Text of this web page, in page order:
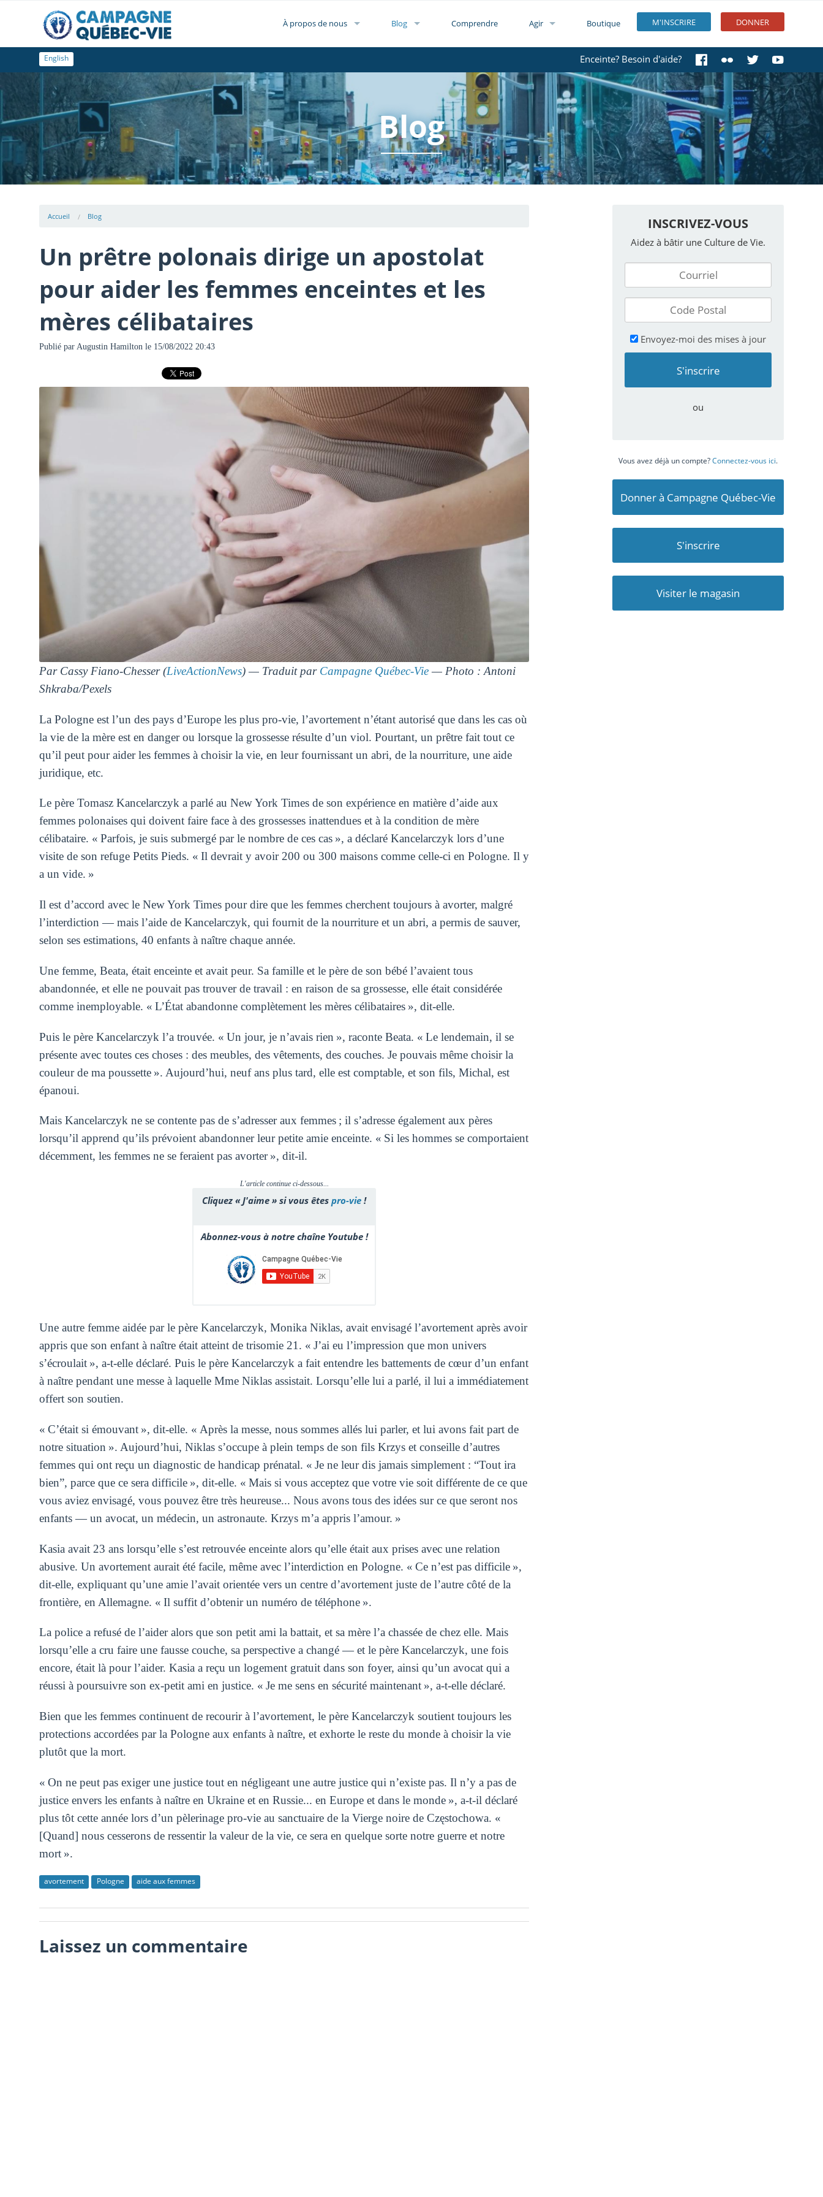
M'INSCRIRE DONNER
À propos de nous Blog Comprendre Agir Boutique
Enceinte? Besoin d'aide?
English
Blog
Accueil Blog
Un prêtre polonais dirige un apostolat
pour aider les femmes enceintes et les
mères célibataires
Publié par Augustin Hamiltonle 15/08/2022 20:43
Par Cassy Fiano-Chesser (LiveActionNews) — Traduit par Campagne Québec-Vie— Photo : Antoni
Shkraba/Pexels
La Pologne est l’un des pays d’Europe les plus pro-vie, l’avortement n’étant autorisé que dans les cas où
la vie de la mère est en danger ou lorsque la grossesse résulte d’un viol. Pourtant, un prêtre fait tout ce
qu’il peut pour aider les femmes à choisir la vie, en leur fournissant un abri, de la nourriture, une aide
juridique, etc.
Le père Tomasz Kancelarczyk a parlé au New York Times de son expérience en matière d’aide aux
femmes polonaises qui doivent faire face à des grossesses inattendues et à la condition de mère
célibataire. « Parfois, je suis submergé par le nombre de ces cas », a déclaré Kancelarczyk lors d’une
visite de son refuge Petits Pieds. « Il devrait y avoir 200 ou 300 maisons comme celle-ci en Pologne. Il y
a un vide. »
Il est d’accord avec le New York Times pour dire que les femmes cherchent toujours à avorter, malgré
l’interdiction — mais l’aide de Kancelarczyk, qui fournit de la nourriture et un abri, a permis de sauver,
selon ses estimations, 40 enfants à naître chaque année.
Une femme, Beata, était enceinte et avait peur. Sa famille et le père de son bébé l’avaient tous
abandonnée, et elle ne pouvait pas trouver de travail : en raison de sa grossesse, elle était considérée
comme inemployable. « L’État abandonne complètement les mères célibataires », dit-elle.
Puis le père Kancelarczyk l’a trouvée. « Un jour, je n’avais rien », raconte Beata. « Le lendemain, il se
présente avec toutes ces choses : des meubles, des vêtements, des couches. Je pouvais même choisir la
couleur de ma poussette ». Aujourd’hui, neuf ans plus tard, elle est comptable, et son fils, Michal, est
épanoui.
Mais Kancelarczyk ne se contente pas de s’adresser aux femmes ; il s’adresse également aux pères
lorsqu’il apprend qu’ils prévoient abandonner leur petite amie enceinte. « Si les hommes se comportaient
décemment, les femmes ne se feraient pas avorter », dit-il.
L'article continue ci-dessous...
Cliquez « J'aime » si vous êtes pro-vie !
Abonnez-vous à notre chaîne Youtube !
Une autre femme aidée par le père Kancelarczyk, Monika Niklas, avait envisagé l’avortement après avoir
appris que son enfant à naître était atteint de trisomie 21. « J’ai eu l’impression que mon univers
s’écroulait », a-t-elle déclaré. Puis le père Kancelarczyk a fait entendre les battements de cœur d’un enfant
à naître pendant une messe à laquelle Mme Niklas assistait. Lorsqu’elle lui a parlé, il lui a immédiatement
offert son soutien.
« C’était si émouvant », dit-elle. « Après la messe, nous sommes allés lui parler, et lui avons fait part de
notre situation ». Aujourd’hui, Niklas s’occupe à plein temps de son fils Krzys et conseille d’autres
femmes qui ont reçu un diagnostic de handicap prénatal. « Je ne leur dis jamais simplement : “Tout ira
bien”, parce que ce sera difficile », dit-elle. « Mais si vous acceptez que votre vie soit différente de ce que
vous aviez envisagé, vous pouvez être très heureuse... Nous avons tous des idées sur ce que seront nos
enfants — un avocat, un médecin, un astronaute. Krzys m’a appris l’amour. »
Kasia avait 23 ans lorsqu’elle s’est retrouvée enceinte alors qu’elle était aux prises avec une relation
abusive. Un avortement aurait été facile, même avec l’interdiction en Pologne. « Ce n’est pas difficile »,
dit-elle, expliquant qu’une amie l’avait orientée vers un centre d’avortement juste de l’autre côté de la
frontière, en Allemagne. « Il suffit d’obtenir un numéro de téléphone ».
La police a refusé de l’aider alors que son petit ami la battait, et sa mère l’a chassée de chez elle. Mais
lorsqu’elle a cru faire une fausse couche, sa perspective a changé — et le père Kancelarczyk, une fois
encore, était là pour l’aider. Kasia a reçu un logement gratuit dans son foyer, ainsi qu’un avocat qui a
réussi à poursuivre son ex-petit ami en justice. « Je me sens en sécurité maintenant », a-t-elle déclaré.
Bien que les femmes continuent de recourir à l’avortement, le père Kancelarczyk soutient toujours les
protections accordées par la Pologne aux enfants à naître, et exhorte le reste du monde à choisir la vie
plutôt que la mort.
« On ne peut pas exiger une justice tout en négligeant une autre justice qui n’existe pas. Il n’y a pas de
justice envers les enfants à naître en Ukraine et en Russie... en Europe et dans le monde », a-t-il déclaré
plus tôt cette année lors d’un pèlerinage pro-vie au sanctuaire de la Vierge noire de Częstochowa. «
[Quand] nous cesserons de ressentir la valeur de la vie, ce sera en quelque sorte notre guerre et notre
mort ».
avortement Pologne aide aux femmes
Laissez un commentaire
INSCRIVEZ-VOUS
Aidez à bâtir une Culture de Vie.
Envoyez-moi des mises à jour
ou
Vous avez déjà un compte?Connectez-vous ici.
Donner à Campagne Québec-Vie
S'inscrire
Visiter le magasin